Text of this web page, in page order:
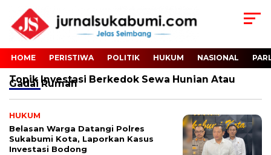
HOME PERISTIWA POLITIK HUKUM NASIONAL
Topik Investasi Berkedok Sewa Hunian Atau
Gadai Rumah
HUKUM
Belasan Warga Datangi Polres
Sukabumi Kota, Laporkan Kasus
Investasi Bodong